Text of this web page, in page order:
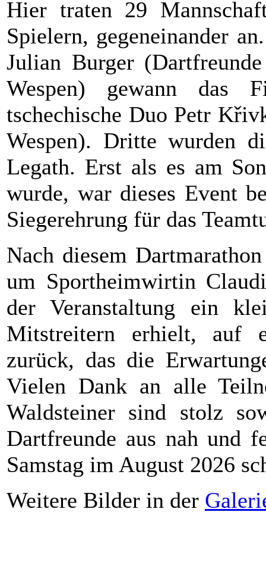
Hier traten 29
Spielern, gegeneinander
Julian Burger
Wespen) gewann das
tschechische Duo Petr
Wespen). Dritte wurden
Legath. Erst als es am
wurde, war dieses Event
Siegerehrung für das
Nach diesem
um Sportheimwirtin
der Veranstaltung ein
Mitstreitern erhielt, auf
zurück, das die
Vielen Dank an alle
Waldsteiner sind stolz
Dartfreunde aus nah und
Samstag im August 2026
Weitere Bilder in der